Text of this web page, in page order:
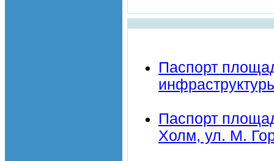
Паспорт
Паспорт
Холм, ул. М.